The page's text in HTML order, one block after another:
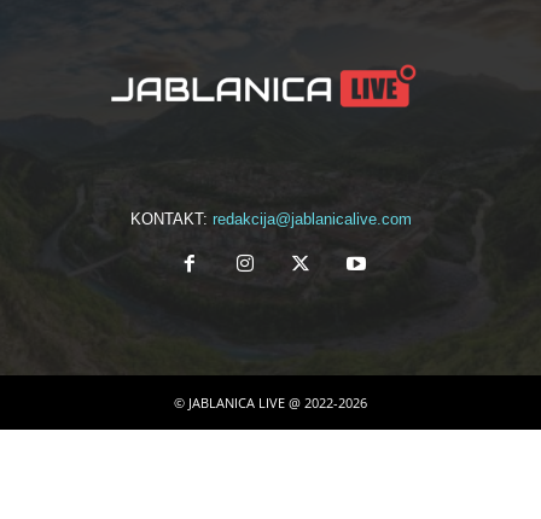
KONTAKT: redakcija@jablanicalive.com
© JABLANICA LIVE @ 2022-2026